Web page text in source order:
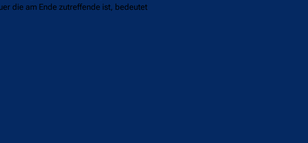
die am Ende zutreffende ist, bedeutet